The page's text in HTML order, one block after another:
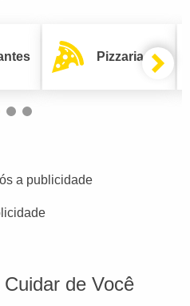
Pizzarias
a publicidade
de Você